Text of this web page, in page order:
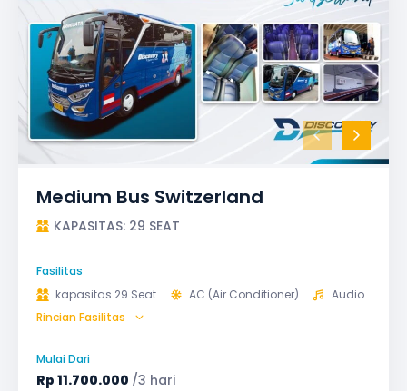
Medium Bus Switzerland
KAPASITAS: 29 SEAT
Fasilitas
kapasitas 29 Seat
AC (Air Conditioner)
Audio
Bagasi
GPS
Safety Tools (P3K, Windows Breaker, dll)
Rincian Fasilitas
Mulai Dari
Rp 11.700.000 /3 hari